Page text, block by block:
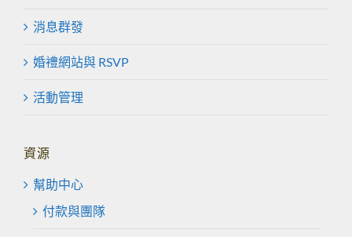
消息群發
婚禮網站與 RSVP
活動管理
資源
幫助中心
付款與團隊